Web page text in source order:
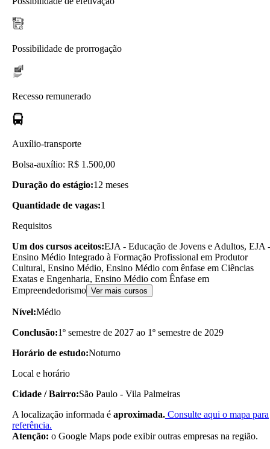
Possibilidade de prorrogação
Recesso remunerado
Auxílio-transporte
Bolsa-auxílio: R$ 1.500,00
Duração do estágio:12 meses
Quantidade de vagas:1
Requisitos
Um dos cursos aceitos:EJA - Educação de Jovens e Adultos, EJA -
Ensino Médio Integrado à Formação Profissional em Produtor
Cultural, Ensino Médio, Ensino Médio com ênfase em Ciências
Exatas e Engenharia, Ensino Médio com Ênfase em
Empreendedorismo Ver mais cursos
Nível:Médio
Conclusão:1º semestre de 2027 ao 1º semestre de 2029
Horário de estudo:Noturno
Local e horário
Cidade / Bairro:São Paulo - Vila Palmeiras
A localização informada é aproximada. Consulte aqui o mapa para
referência.
Atenção: o Google Maps pode exibir outras empresas na região.